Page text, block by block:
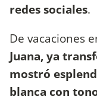
redes sociales.
De vacaciones
Juana, ya
mostró
blanca con